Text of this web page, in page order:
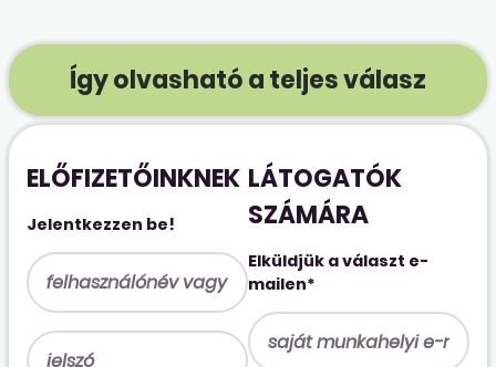
Így olvasható a teljes válasz
ELŐFIZETŐINKNEK
Jelentkezzen be!
LÁTOGATÓK
SZÁMÁRA
Elküldjük a választ e-
mailen*